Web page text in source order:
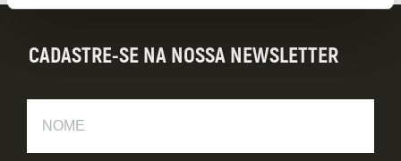
CADASTRE-SE NA NOSSA NEWSLETTER